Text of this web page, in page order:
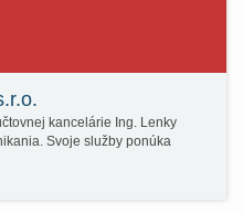
kancelárie Ing. Lenky
Svoje služby ponúka